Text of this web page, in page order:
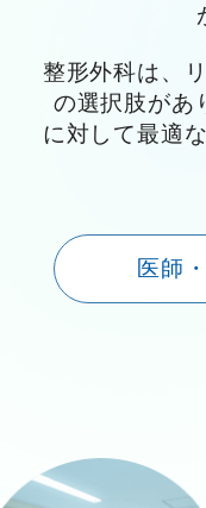
整形外科は、
の選択肢があ
に対して最適
医師